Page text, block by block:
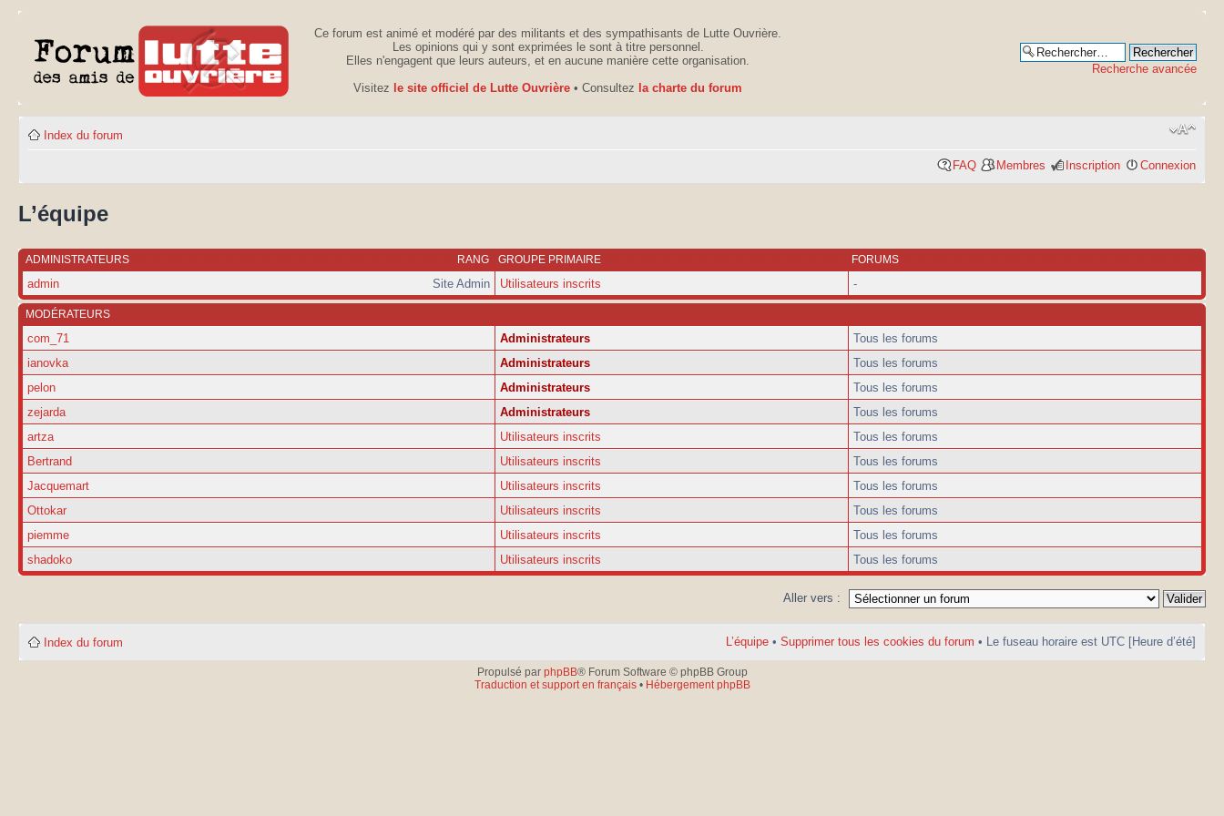
Ce forum est animé et modéré par des militants et des sympathisants de Lutte Ouvrière.
Les opinions qui y sont exprimées le sont à titre personnel.
Elles n'engagent que leurs auteurs, et en aucune manière cette organisation.
Visitez le site officiel de Lutte Ouvrière • Consultez la charte du forum
Recherche avancée
Index du forum
FAQ Membres Inscription Connexion
L’équipe
RANG
ADMINISTRATEURS GROUPE PRIMAIRE FORUMS
Site Admin
admin Utilisateurs inscrits -
MODÉRATEURS
com_71 Administrateurs
Tous les forums
ianovka
Administrateurs
Tous les forums
pelon
Administrateurs
Tous les forums
zejarda
Administrateurs
Tous les forums
artza
Utilisateurs inscrits
Tous les forums
Bertrand
Utilisateurs inscrits
Tous les forums
Jacquemart
Utilisateurs inscrits
Tous les forums
Ottokar
Utilisateurs inscrits
Tous les forums
piemme
Utilisateurs inscrits
Tous les forums
shadoko
Utilisateurs inscrits Tous les forums
Aller vers :
Index du forum L’équipe • Supprimer tous les cookies du forum • Le fuseau horaire est UTC [Heure d’été]
Propulsé par phpBB® Forum Software © phpBB Group
Traduction et support en français• Hébergement phpBB